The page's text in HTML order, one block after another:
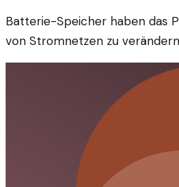
Batterie-Speicher haben das
von Stromnetzen zu
Herausforderung oder eine